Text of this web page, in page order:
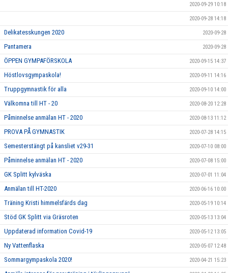
2020-09-29 10:18
2020-09-28 14:18
Delikatesskungen 2020 2020-09-28
Pantamera 2020-09-28
ÖPPEN GYMPAFÖRSKOLA 2020-09-15 14:37
Höstlovsgympaskola! 2020-09-11 14:16
Truppgymnastik för alla 2020-09-10 14:00
Välkomna till HT - 20 2020-08-20 12:28
Påminnelse anmälan HT - 2020 2020-08-13 11:12
PROVA PÅ GYMNASTIK 2020-07-28 14:15
Semesterstängt på kansliet v29-31 2020-07-10 08:00
Påminnelse anmälan HT - 2020 2020-07-08 15:00
GK Splitt kylväska 2020-07-01 11:04
Anmälan till HT-2020 2020-06-16 10:00
Träning Kristi himmelsfärds dag 2020-05-19 10:14
Stöd GK Splitt via Gräsroten 2020-05-13 13:04
Uppdaterad information Covid-19 2020-05-12 13:05
Ny Vattenflaska 2020-05-07 12:48
Sommargympaskola 2020! 2020-04-21 15:23